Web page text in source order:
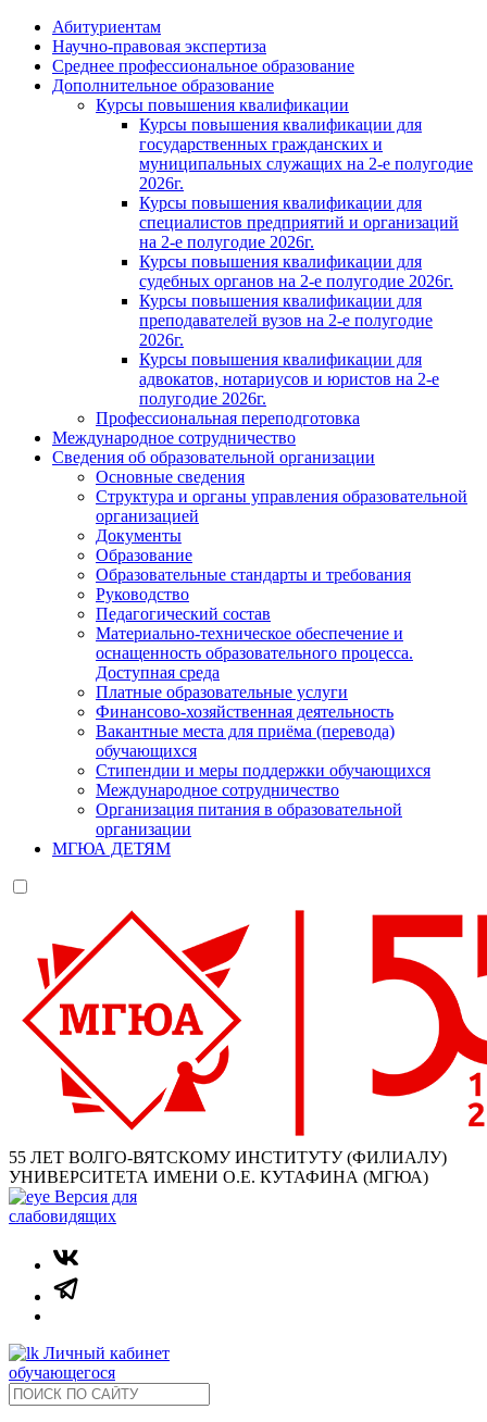
Абитуриентам
Научно-правовая экспертиза
Cреднее профессиональное образование
Дополнительное образование
Курсы повышения квалификации
Курсы повышения квалификации для
государственных гражданских и
муниципальных служащих на 2-е полугодие
2026г.
Курсы повышения квалификации для
специалистов предприятий и организаций
на 2-е полугодие 2026г.
Курсы повышения квалификации для
судебных органов на 2-е полугодие 2026г.
Курсы повышения квалификации для
преподавателей вузов на 2-е полугодие
2026г.
Курсы повышения квалификации для
адвокатов, нотариусов и юристов на 2-е
полугодие 2026г.
Профессиональная переподготовка
Международное сотрудничество
Сведения об образовательной организации
Основные сведения
Структура и органы управления образовательной
организацией
Документы
Образование
Образовательные стандарты и требования
Руководство
Педагогический состав
Материально-техническое обеспечение и
оснащенность образовательного процесса.
Доступная среда
Платные образовательные услуги
Финансово-хозяйственная деятельность
Вакантные места для приёма (перевода)
обучающихся
Стипендии и меры поддержки обучающихся
Международное сотрудничество
Организация питания в образовательной
организации
МГЮА ДЕТЯМ
55 ЛЕТ ВОЛГО-ВЯТСКОМУ ИНСТИТУТУ (ФИЛИАЛУ)
УНИВЕРСИТЕТА ИМЕНИ О.Е. КУТАФИНА (МГЮА)
Версия для
слабовидящих
Личный кабинет
обучающегося